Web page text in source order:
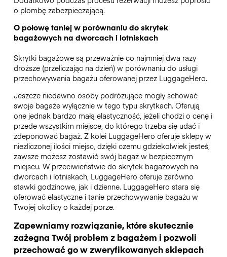
o plombę zabezpieczającą.
O połowę taniej w porównaniu do skrytek
bagażowych na dworcach i lotniskach
Skrytki bagażowe są przeważnie co najmniej dwa razy
droższe (przeliczając na dzień) w porównaniu do usługi
przechowywania bagażu oferowanej przez LuggageHero.
Jeszcze niedawno osoby podróżujące mogły schować
swoje bagaże wyłącznie w tego typu skrytkach. Oferują
one jednak bardzo małą elastyczność, jeżeli chodzi o cenę i
przede wszystkim miejsce, do którego trzeba się udać i
zdeponować bagaż. Z kolei LuggageHero oferuje sklepy w
niezliczonej ilości miejsc, dzięki czemu gdziekolwiek jesteś,
zawsze możesz zostawić swój bagaż w bezpiecznym
miejscu. W przeciwieństwie do skrytek bagażowych na
dworcach i lotniskach, LuggageHero oferuje zarówno
stawki godzinowe, jak i dzienne. LuggageHero stara się
oferować elastyczne i tanie przechowywanie bagażu w
Twojej okolicy o każdej porze.
Zapewniamy rozwiązanie, które skutecznie
zażegna Twój problem z bagażem i pozwoli
przechować go w zweryfikowanych sklepach